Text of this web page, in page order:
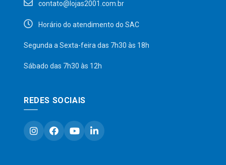
contato@lojas2001.com.br
Horário do atendimento do SAC
Segunda a Sexta-feira das 7h30 às 18h
Sábado das 7h30 às 12h
REDES SOCIAIS